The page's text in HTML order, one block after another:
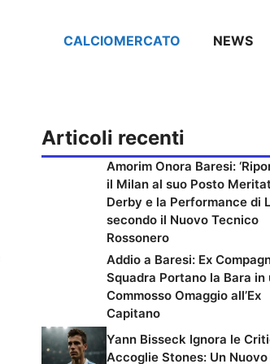
CALCIOMERCATO NEWS
Articoli recenti
Amorim Onora Baresi:
il Milan al suo Posto
Derby e la Performance di
secondo il Nuovo Tecnico
Rossonero
Addio a Baresi: Ex
Squadra Portano la Bara in
Commosso Omaggio all’Ex
Capitano
Yann Bisseck Ignora le
Accoglie Stones: Un